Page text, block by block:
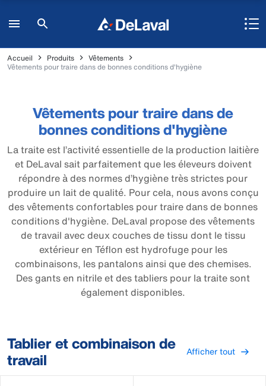
Accueil Produits
Vêtements
Vêtements pour traire dans de bonnes conditions d'hygiène
Vêtements pour traire dans de
bonnes conditions d'hygiène
La traite est l’activité essentielle de la production laitière
et DeLaval sait parfaitement que les éleveurs doivent
répondre à des normes d’hygiène très strictes pour
produire un lait de qualité. Pour cela, nous avons conçu
des vêtements confortables pour traire dans de bonnes
conditions d'hygiène. DeLaval propose des vêtements
de travail avec deux couches de tissu dont le tissu
extérieur en Téflon est hydrofuge pour les
combinaisons, les pantalons ainsi que des chemises.
Des gants en nitrile et des tabliers pour la traite sont
également disponibles.
Tablier et combinaison de
travail Afficher tout